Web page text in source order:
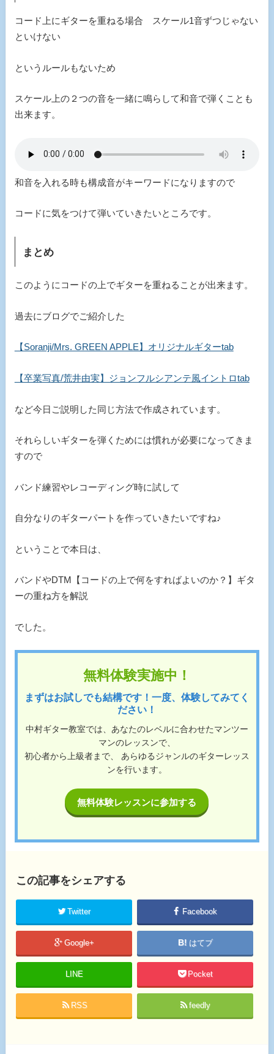
コード上にギターを重ねる場合 スケール1音ずつじゃない
といけない
というルールもないため
スケール上の２つの音を一緒に鳴らして和音で弾くことも
出来ます。
和音を入れる時も構成音がキーワードになりますので
コードに気をつけて弾いていきたいところです。
まとめ
このようにコードの上でギターを重ねることが出来ます。
過去にブログでご紹介した
【Soranji/Mrs. GREEN APPLE】オリジナルギターtab
【卒業写真/荒井由実】ジョンフルシアンテ風イントロtab
など今日ご説明した同じ方法で作成されています。
それらしいギターを弾くためには慣れが必要になってきま
すので
バンド練習やレコーディング時に試して
自分なりのギターパートを作っていきたいですね♪
ということで本日は、
バンドやDTM【コードの上で何をすればよいのか？】ギタ
ーの重ね方を解説
でした。
無料体験実施中！
まずはお試しでも結構です！一度、体験してみてく
ださい！
中村ギター教室では、あなたのレベルに合わせたマンツー
マンのレッスンで、
初心者から上級者まで、 あらゆるジャンルのギターレッス
ンを行います。
無料体験レッスンに参加する
この記事をシェアする
Twitter Facebook
Google+ はてブ
LINE Pocket
RSS feedly